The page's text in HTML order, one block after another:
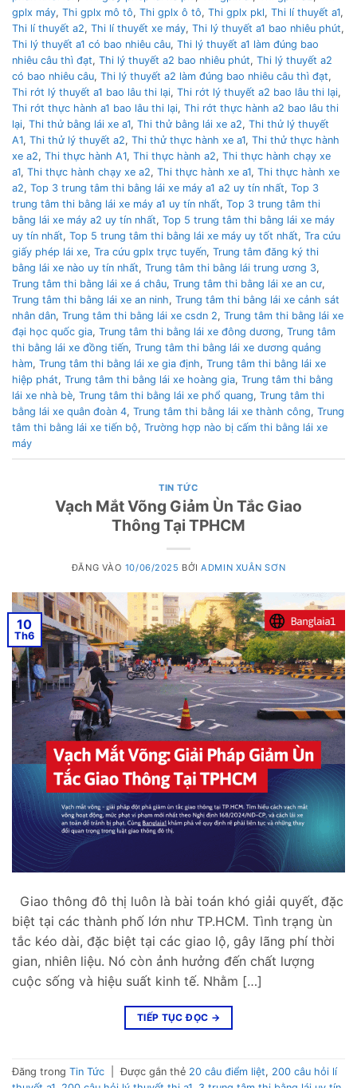
gplx máy, Thi gplx mô tô, Thi gplx ô tô, Thi gplx pkl, Thi lí thuyết a1,
Thi lí thuyết a2, Thi lí thuyết xe máy, Thi lý thuyết a1 bao nhiêu phút,
Thi lý thuyết a1 có bao nhiêu câu, Thi lý thuyết a1 làm đúng bao
nhiêu câu thì đạt, Thi lý thuyết a2 bao nhiêu phút, Thi lý thuyết a2
có bao nhiêu câu, Thi lý thuyết a2 làm đúng bao nhiêu câu thì đạt,
Thi rớt lý thuyết a1 bao lâu thi lại, Thi rớt lý thuyết a2 bao lâu thi lại,
Thi rớt thực hành a1 bao lâu thi lại, Thi rớt thực hành a2 bao lâu thi
lại, Thi thử bằng lái xe a1, Thi thử bằng lái xe a2, Thi thử lý thuyết
A1, Thi thử lý thuyết a2, Thi thử thực hành xe a1, Thi thử thực hành
xe a2, Thi thực hành A1, Thi thực hành a2, Thi thực hành chạy xe
a1, Thi thực hành chạy xe a2, Thi thực hành xe a1, Thi thực hành xe
a2, Top 3 trung tâm thi bằng lái xe máy a1 a2 uy tín nhất, Top 3
trung tâm thi bằng lái xe máy a1 uy tín nhất, Top 3 trung tâm thi
bằng lái xe máy a2 uy tín nhất, Top 5 trung tâm thi bằng lái xe máy
uy tín nhất, Top 5 trung tâm thi bằng lái xe máy uy tốt nhất, Tra cứu
giấy phép lái xe, Tra cứu gplx trực tuyến, Trung tâm đăng ký thi
bằng lái xe nào uy tín nhất, Trung tâm thi bằng lái trung ương 3,
Trung tâm thi bằng lái xe á châu, Trung tâm thi bằng lái xe an cư,
Trung tâm thi bằng lái xe an ninh, Trung tâm thi bằng lái xe cảnh sát
nhân dân, Trung tâm thi bằng lái xe csdn 2, Trung tâm thi bằng lái xe
đại học quốc gia, Trung tâm thi bằng lái xe đông dương, Trung tâm
thi bằng lái xe đồng tiến, Trung tâm thi bằng lái xe dương quảng
hàm, Trung tâm thi bằng lái xe gia định, Trung tâm thi bằng lái xe
hiệp phát, Trung tâm thi bằng lái xe hoàng gia, Trung tâm thi bằng
lái xe nhà bè, Trung tâm thi bằng lái xe phổ quang, Trung tâm thi
bằng lái xe quân đoàn 4, Trung tâm thi bằng lái xe thành công, Trung
tâm thi bằng lái xe tiến bộ, Trường hợp nào bị cấm thi bằng lái xe
máy
TIN TỨC
Vạch Mắt Võng Giảm Ùn Tắc Giao
Thông Tại TPHCM
ĐĂNG VÀO 10/06/2025 BỞIADMIN XUÂN SƠN
10
Th6
Giao thông đô thị luôn là bài toán khó giải quyết, đặc
biệt tại các thành phố lớn như TP.HCM. Tình trạng ùn
tắc kéo dài, đặc biệt tại các giao lộ, gây lãng phí thời
gian, nhiên liệu. Nó còn ảnh hưởng đến chất lượng
cuộc sống và hiệu suất kinh tế. Nhằm […]
TIẾP TỤC ĐỌC →
Đăng trong Tin Tức Được gắn thẻ 20 câu điểm liệt, 200 câu hỏi lí